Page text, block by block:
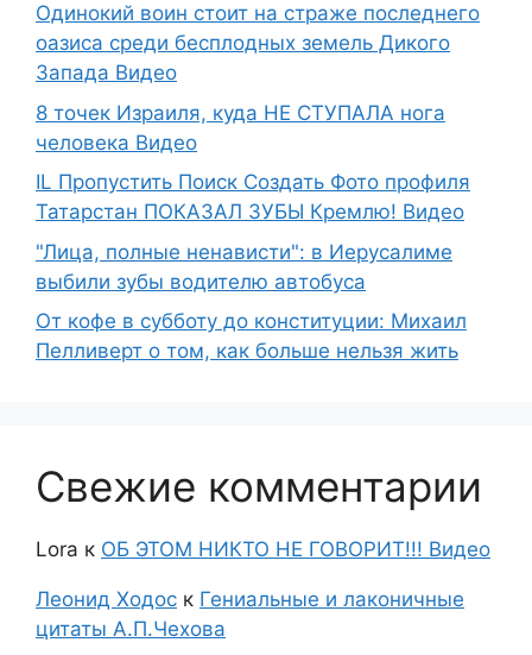
Одинокий воин стоит на страже последнего
оазиса среди бесплодных земель Дикого
Запада Видео
8 точек Израиля, куда НЕ СТУПАЛА нога
человека Видео
IL Пропустить Поиск Создать Фото профиля
Татарстан ПОКАЗАЛ ЗУБЫ Кремлю! Видео
"Лица, полные ненависти": в Иерусалиме
выбили зубы водителю автобуса
От кофе в субботу до конституции: Михаил
Пелливерт о том, как больше нельзя жить
Свежие комментарии
Lora к ОБ ЭТОМ НИКТО НЕ ГОВОРИТ!!! Видео
Леонид Ходос к Гениальные и лаконичные
цитаты А.П.Чехова